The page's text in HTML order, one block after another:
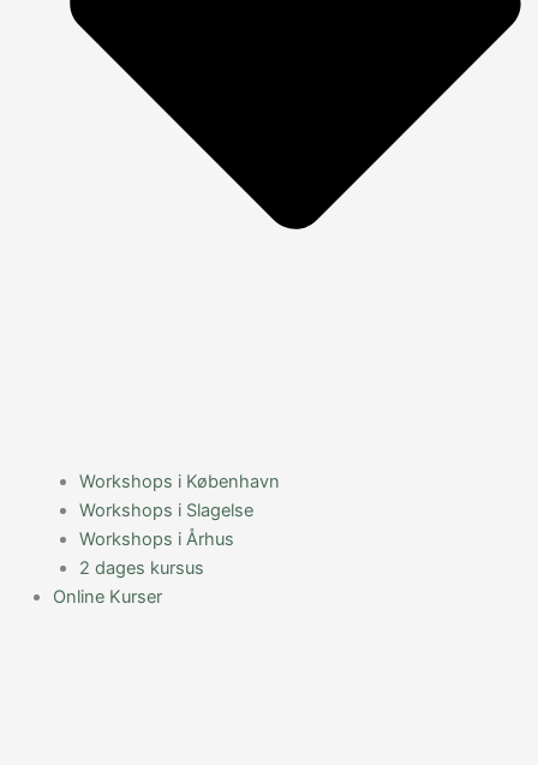
Workshops i København
Workshops i Slagelse
Workshops i Århus
2 dages kursus
Online Kurser